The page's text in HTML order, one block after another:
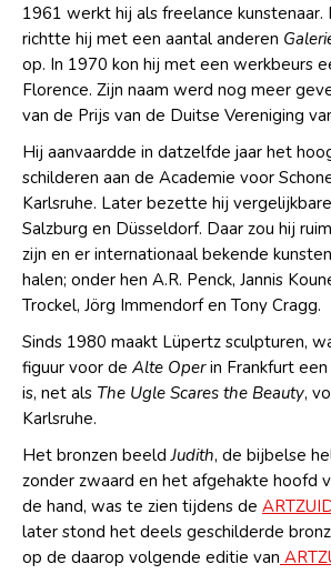
1961 werkt hij als freelance kunstenaar.
richtte hij met een aantal anderen
op. In 1970 kon hij met een werkbeurs
Florence. Zijn naam werd nog meer
van de Prijs van de Duitse Vereniging
Hij aanvaardde in datzelfde jaar het
schilderen aan de Academie voor
Karlsruhe. Later bezette hij
Salzburg en Düsseldorf. Daar zou hij
zijn en er internationaal bekende
halen; onder hen A.R. Penck, Jannis
Trockel, Jörg Immendorf en Tony Cragg.
Sinds 1980 maakt Lüpertz sculpturen,
figuur voor de Alte Operin Frankfurt
is, net als The Ugle Scares the Beauty,
Karlsruhe.
Het bronzen beeldJudith, de bijbelse
zonder zwaard en het afgehakte hoofd
de hand, was te zien tijdens de
later stond het deels geschilderde
op de daarop volgende editie van